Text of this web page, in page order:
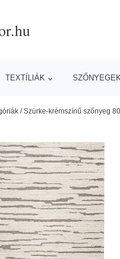
TEXTÍLIÁK
/Szürke-krémszínű szőnyeg